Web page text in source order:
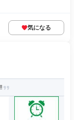
気になる